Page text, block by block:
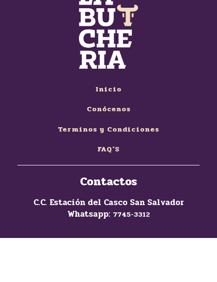
Inicio
Conócenos
Terminos y Condiciones
FAQ'S
Contactos
C.C. Estación del Casco San Salvador
Whatsapp: 7745-3312